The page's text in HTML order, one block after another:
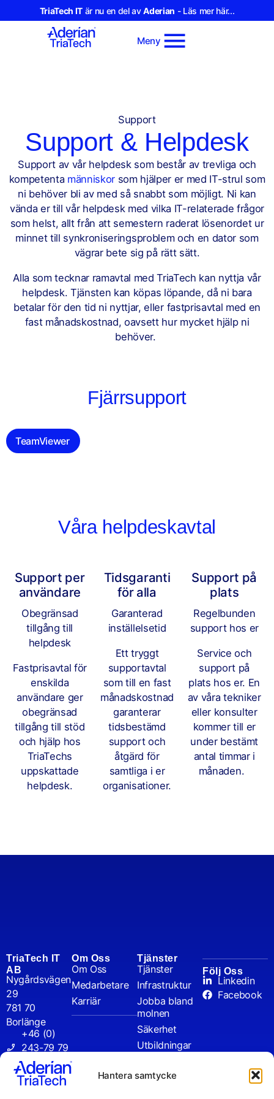
Hantera samtycke
TriaTech ITär nu en del avAderian - Läs mer här...
Meny
Support
Support & Helpdesk
Support av vår helpdesk som består av trevliga och
kompetenta människor som hjälper er med IT-strul som
ni behöver bli av med så snabbt som möjligt. Ni kan
vända er till vår helpdesk med vilka IT-relaterade frågor
som helst, allt från att semestern raderat lösenordet ur
minnet till synkroniseringsproblem och en dator som
vägrar bete sig på rätt sätt.
Alla som tecknar ramavtal med TriaTech kan nyttja vår
helpdesk. Tjänsten kan köpas löpande, då ni bara
betalar för den tid ni nyttjar, eller fastprisavtal med en
fast månadskostnad, oavsett hur mycket hjälp ni
behöver.
Fjärrsupport
TeamViewer
Våra helpdeskavtal
Support per
användare
Obegränsad
tillgång till
helpdesk
Fastprisavtal för
enskilda
användare ger
obegränsad
tillgång till stöd
och hjälp hos
TriaTechs
uppskattade
helpdesk.
Tidsgaranti
för alla
Garanterad
inställelsetid
Ett tryggt
supportavtal
som till en fast
månadskostnad
garanterar
tidsbestämd
support och
åtgärd för
samtliga i er
organisationer.
Support på
plats
Regelbunden
support hos er
Service och
support på
plats hos er. En
av våra tekniker
eller konsulter
kommer till er
under bestämt
antal timmar i
månaden.
TriaTech IT
AB
Nygårdsvägen
29
781 70
Borlänge
+46 (0)
243-79 79
00
info@triate
Om Oss
Om Oss
Medarbetare
Karriär
Tjänster
Tjänster
Infrastruktur
Jobba bland
molnen
Säkerhet
Utbildningar
Följ Oss
Linkedin
Facebook